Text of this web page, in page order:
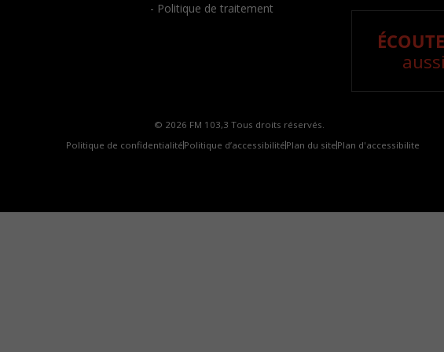
- Politique de traitement
© 2026 FM 103,3 Tous droits réservés.
Politique de confidentialité Politique d’accessibilité Plan du site Plan d'accessibilite